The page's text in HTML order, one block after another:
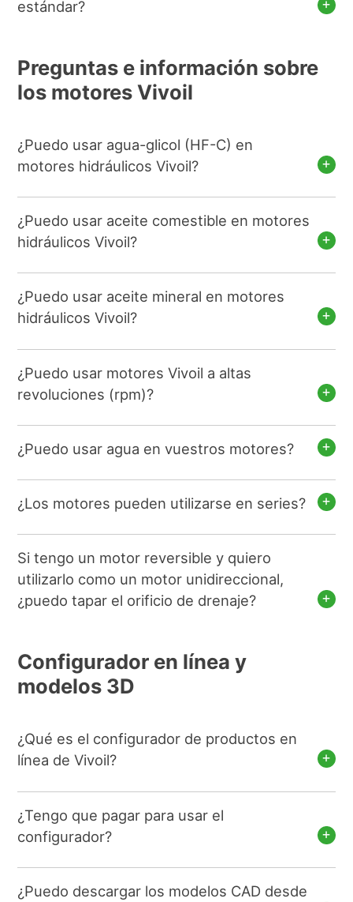
estándar?
Preguntas e información sobre
los motores Vivoil
¿Puedo usar agua-glicol (HF-C) en
motores hidráulicos Vivoil?
¿Puedo usar aceite comestible en motores
hidráulicos Vivoil?
¿Puedo usar aceite mineral en motores
hidráulicos Vivoil?
¿Puedo usar motores Vivoil a altas
revoluciones (rpm)?
¿Puedo usar agua en vuestros motores?
¿Los motores pueden utilizarse en series?
Si tengo un motor reversible y quiero
utilizarlo como un motor unidireccional,
¿puedo tapar el orificio de drenaje?
Configurador en línea y
modelos 3D
¿Qué es el configurador de productos en
línea de Vivoil?
¿Tengo que pagar para usar el
configurador?
¿Puedo descargar los modelos CAD desde